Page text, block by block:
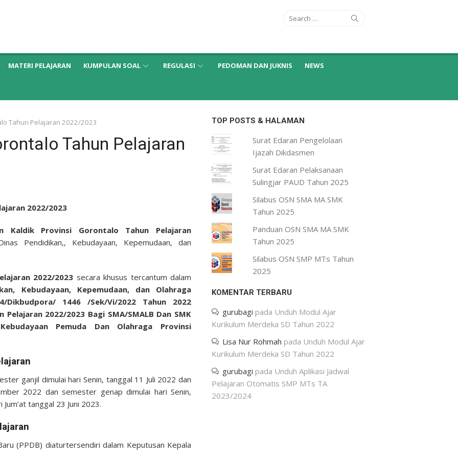
Search
MATERI PELAJARAN KUMPULAN SOAL REGULASI PEDOMAN DAN JUKNIS NEWS
Tahun Pelajaran 2022/2023
Tahun Pelajaran
2022/2023
Kaldik Provinsi Gorontalo Tahun Pelajaran
Pendidikan,, Kebudayaan, Kepemudaan, dan
2022/2023 secara khusus tercantum dalam
Kebudayaan, Kepemudaan, dan Olahraga
Dikbudpora/ 1446 /Sek/Vi/2022 Tahun 2022
2022/2023 Bagi SMA/SMALB Dan SMK
Pemuda Dan Olahraga Provinsi
ganjil dimulai hari Senin, tanggal 11 Juli 2022 dan
2022 dan semester genap dimulai hari Senin,
tanggal 23 Juni 2023.
(PPDB) diaturtersendiri dalam Keputusan Kepala
TOP POSTS & HALAMAN
Surat Edaran Pengelolaan
Ijazah Dikdasmen
Surat Edaran Pelaksanaan
Sulingjar PAUD Tahun 2025
Silabus OSN SMA MA SMK
Tahun 2025
Panduan OSN SMA MA SMK
Tahun 2025
Silabus OSN SMP MTs Tahun
2025
KOMENTAR TERBARU
gurubagi pada Unduh Modul Ajar
Kurikulum Merdeka SD Tahun 2022
Lisa Nur Rohmah pada Unduh Modul Ajar
Kurikulum Merdeka SD Tahun 2022
gurubagi pada Unduh Aplikasi Jadwal
Pelajaran Otomatis SMP MTs TA
2023/2024